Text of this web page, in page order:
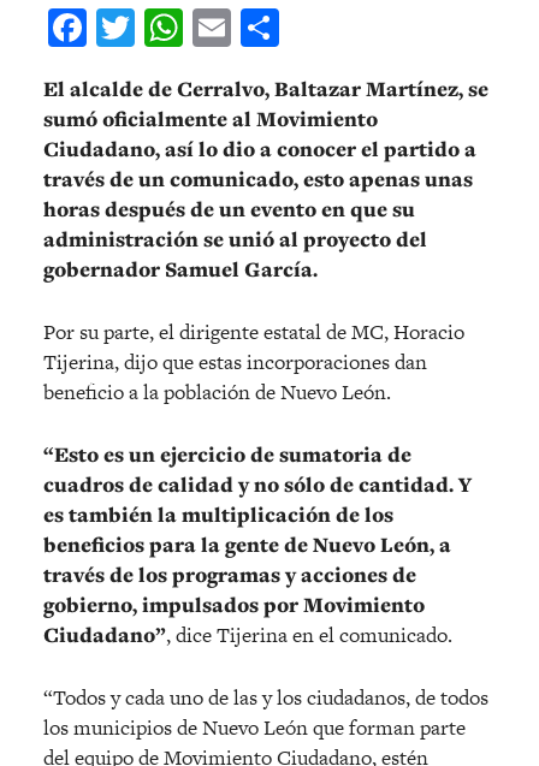
Facebook
Twitter
WhatsApp
Email
El alcalde de Cerralvo, Baltazar Martínez, se
sumó oficialmente al Movimiento
Ciudadano, así lo dio a conocer el partido a
través de un comunicado, esto apenas unas
horas después de un evento en que su
administración se unió al proyecto del
gobernador Samuel García.
Por su parte, el dirigente estatal de MC, Horacio
Tijerina, dijo que estas incorporaciones dan
beneficio a la población de Nuevo León.
“Esto es un ejercicio de sumatoria de
cuadros de calidad y no sólo de cantidad. Y
es también la multiplicación de los
beneficios para la gente de Nuevo León, a
través de los programas y acciones de
gobierno, impulsados por Movimiento
Ciudadano”, dice Tijerina en el comunicado.
“Todos y cada uno de las y los ciudadanos, de todos
los municipios de Nuevo León que forman parte
del equipo de Movimiento Ciudadano, estén